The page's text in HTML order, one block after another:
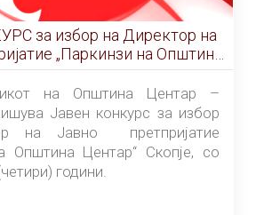
на
на Општина
на Општина Центар –
Јавен конкурс за избор
на Јавно претпријатие
Општина Центар“ Скопје, со
години.